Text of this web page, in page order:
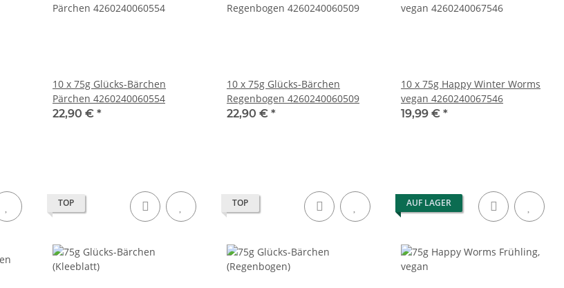
10 x 75g Glücks-Bärchen
Pärchen 4260240060554
22,90 € *
10 x 75g Glücks-Bärchen
Regenbogen 4260240060509
22,90 € *
10 x 75g Happy Winter Worms
vegan 4260240067546
19,99 € *
TOP TOP AUF LAGER